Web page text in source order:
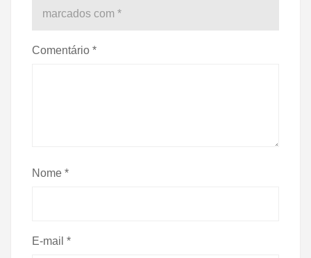
marcados com *
Comentário *
Nome *
E-mail *